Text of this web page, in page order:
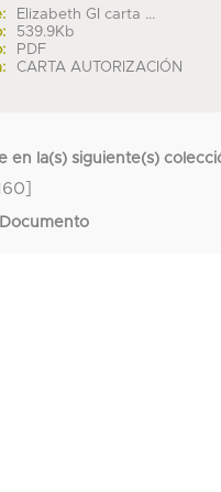
Elizabeth GI carta ...
539.9Kb
PDF
CARTA AUTORIZACIÓN
en la(s) siguiente(s)